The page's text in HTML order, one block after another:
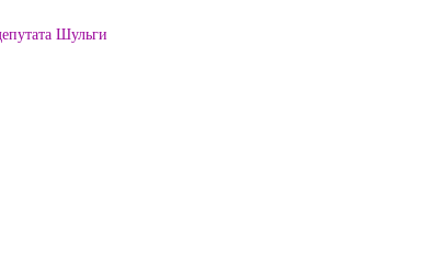
Шульги